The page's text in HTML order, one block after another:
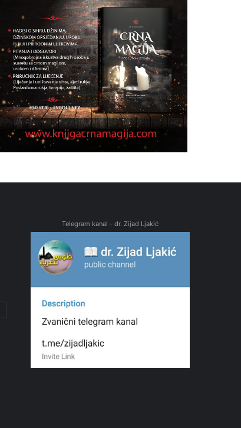
Telegram kanal - dr. Zijad Ljakić